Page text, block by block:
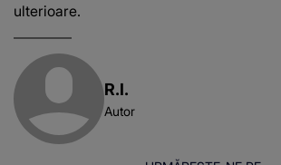
ulterioare.
R.I.
Autor